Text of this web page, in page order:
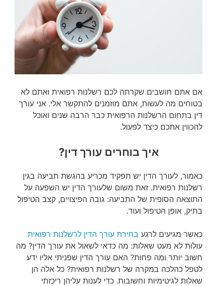
אם אתם חושבים שקרתה לכם רשלנות רפואית ואתם לא
בטוחים מה לעשות, אתם מוזמנים להתקשר אלי. אני עורך
דין בתחום הרשלנות הרפואית כבר הרבה שנים ואוכל
להכווין אתכם כיצד לפעול.
איך בוחרים עורך דין?
כאמור, לעורך הדין יש תפקיד מכריע בהגשת תביעה בגין
רשלנות רפואית. זאת משום שלעורך הדין יש השפעה על
התוצאה הסופית של התביעה: גובה הפיצויים, קצב הטיפול
בתיק, אופן הטיפול ועוד.
כאשר מגיעים לרגע בחירת עורך הדין לרשלנות רפואית
עולות לא מעט שאלות: מה כדאי לשאול את עורך הדין? מה
חשוב יותר ומה פחות? האם עורך הדין שפניתי אליו ידע
לטפל כהלכה במקרה של רשלנות רפואית? כל אלה הן
שאלות לגיטימיות וחשובות. כדי לענות עליהן ריכזתי